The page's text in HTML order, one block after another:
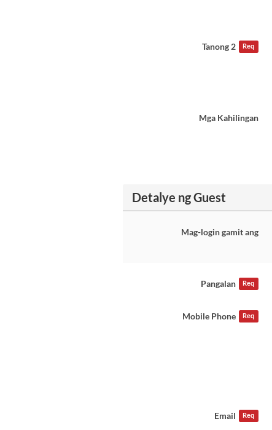
Tanong 2 Req
Mga Kahilingan
Detalye ng Guest
Mag-login gamit ang
Pangalan Req
Mobile Phone Req
Email Req